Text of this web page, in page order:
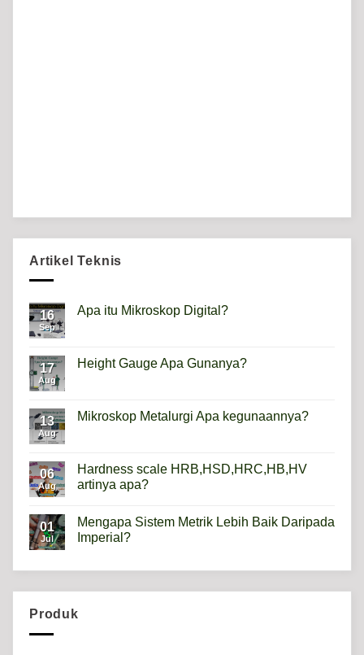
Artikel Teknis
16
Sep
Apa itu Mikroskop Digital?
Apa
itu
17
Aug
Height Gauge Apa Gunanya?
Height
Gauge
13
Aug
Mikroskop Metalurgi Apa kegunaannya?
Mikroskop
Metalurgi
Apa
06
Aug
Hardness scale HRB,HSD,HRC,HB,HV
artinya apa?
on
Hardness
scale
01
Jul
Mengapa Sistem Metrik Lebih Baik Daripada
Imperial?
Lebih
Produk